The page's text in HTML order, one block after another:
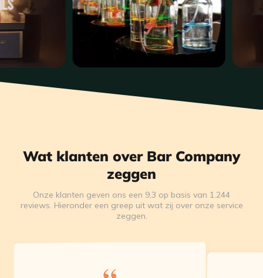
Wat klanten over Bar Company
zeggen
Onze klanten geven ons een 9,3 op basis van 1.244
reviews. Hieronder een greep uit wat zij over onze service
zeggen.